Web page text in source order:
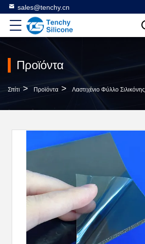
sales@tenchy.cn
Προϊόντα
Σπίτι > Προϊόντα > Λαστιχένιο Φύλλο Σιλικόνης